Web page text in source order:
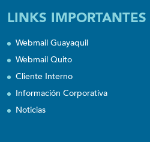
LINKS IMPORTANTES
Webmail Guayaquil
Webmail Quito
Cliente Interno
Información Corporativa
Noticias